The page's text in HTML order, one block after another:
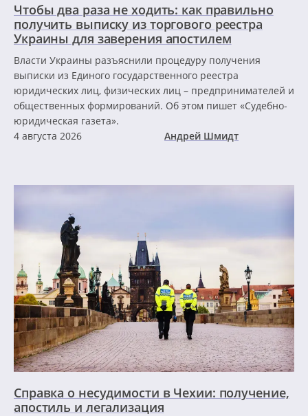
Чтобы два раза не ходить: как правильно
получить выписку из торгового реестра
Украины для заверения апостилем
Власти Украины разъяснили процедуру получения
выписки из Единого государственного реестра
юридических лиц, физических лиц – предпринимателей и
общественных формирований. Об этом пишет «Судебно-
юридическая газета».
4 августа 2026
Андрей Шмидт
Справка о несудимости в Чехии: получение,
апостиль и легализация